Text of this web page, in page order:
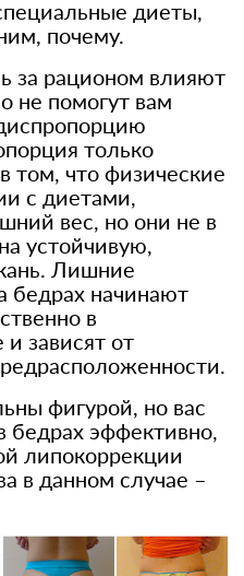
диеты,
почему.
за рационом влияют
не помогут вам
только
том, что физические
с диетами,
вес, но они не в
устойчивую,
Лишние
бедрах начинают
в
зависят от
фигурой, но вас
бедрах эффективно,
липокоррекции
в данном случае –